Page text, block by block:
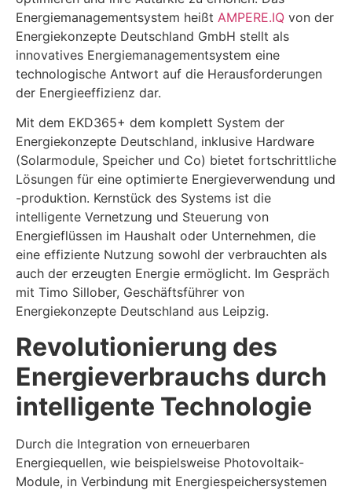
Energiemanagementsystem heißt AMPERE.IQ von der
Energiekonzepte Deutschland GmbH stellt als
innovatives Energiemanagementsystem eine
technologische Antwort auf die Herausforderungen
der Energieeffizienz dar.
Mit dem EKD365+ dem komplett System der
Energiekonzepte Deutschland, inklusive Hardware
(Solarmodule, Speicher und Co) bietet fortschrittliche
Lösungen für eine optimierte Energieverwendung und
-produktion. Kernstück des Systems ist die
intelligente Vernetzung und Steuerung von
Energieflüssen im Haushalt oder Unternehmen, die
eine effiziente Nutzung sowohl der verbrauchten als
auch der erzeugten Energie ermöglicht. Im Gespräch
mit Timo Sillober, Geschäftsführer von
Energiekonzepte Deutschland aus Leipzig.
Revolutionierung des
Energieverbrauchs durch
intelligente Technologie
Durch die Integration von erneuerbaren
Energiequellen, wie beispielsweise Photovoltaik-
Module, in Verbindung mit Energiespeichersystemen